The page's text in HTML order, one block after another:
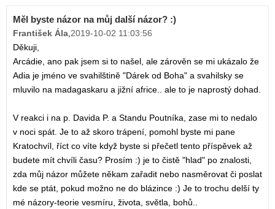
Měl byste názor na můj další názor? :)
František Ála,2019-10-02 11:03:56
Děkuji,
Arcádie, ano pak jsem si to našel, ale zárověn se mi ukázalo že
Adia je jméno ve svahilštině "Dárek od Boha" a svahilsky se
mluvilo na madagaskaru a jižní africe.. ale to je naprostý dohad.
V reakci i na p. Davida P. a Standu Poutníka, zase mi to nedalo
v noci spát. Je to až skoro trápení, pomohl byste mi pane
Kratochvíl, říct co víte když byste si přečetl tento příspěvek až
budete mít chvíli času? Prosím :) je to čistě "hlad" po znalosti,
zda můj názor můžete někam zařadit nebo nasměrovat či poslat
kde se ptát, pokud možno ne do blázince :) Je to trochu delší ty
mé názory-teorie vesmíru, života, světla, bohů..